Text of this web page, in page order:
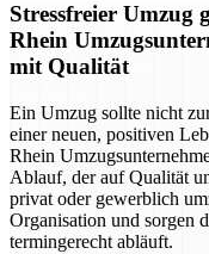
Stressfreier Umzug
Rhein
mit Qualität
Ein Umzug sollte nicht
einer neuen, positiven
Rhein
Ablauf, der auf Qualität
privat oder gewerblich
Organisation und sorgen
termingerecht abläuft.